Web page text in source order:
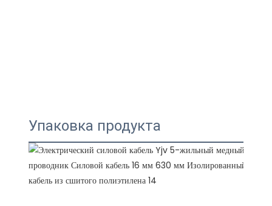
Упаковка продукта